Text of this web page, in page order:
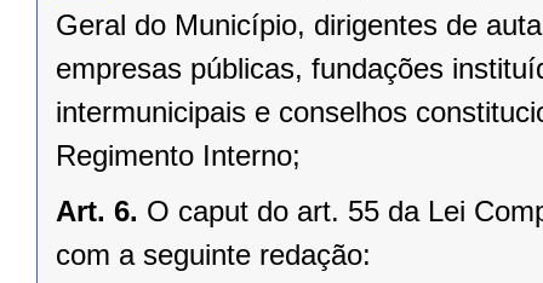
Geral do Município, dirigentes de
empresas públicas, fundações
intermunicipais e conselhos
Regimento Interno;
Art. 6. O caput do art. 55 da Lei
com a seguinte redação: